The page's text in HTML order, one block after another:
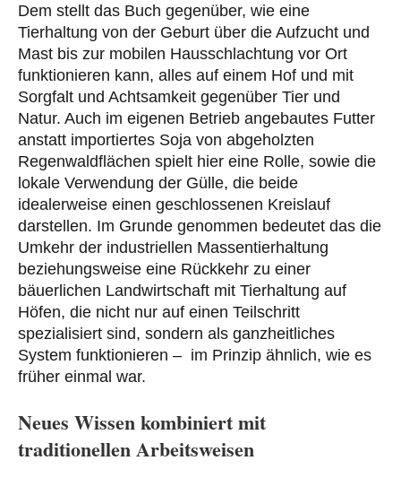
Dem stellt das Buch gegenüber, wie eine
Tierhaltung von der Geburt über die Aufzucht und
Mast bis zur mobilen Hausschlachtung vor Ort
funktionieren kann, alles auf einem Hof und mit
Sorgfalt und Achtsamkeit gegenüber Tier und
Natur. Auch im eigenen Betrieb angebautes Futter
anstatt importiertes Soja von abgeholzten
Regenwaldflächen spielt hier eine Rolle, sowie die
lokale Verwendung der Gülle, die beide
idealerweise einen geschlossenen Kreislauf
darstellen. Im Grunde genommen bedeutet das die
Umkehr der industriellen Massentierhaltung
beziehungsweise eine Rückkehr zu einer
bäuerlichen Landwirtschaft mit Tierhaltung auf
Höfen, die nicht nur auf einen Teilschritt
spezialisiert sind, sondern als ganzheitliches
System funktionieren – im Prinzip ähnlich, wie es
früher einmal war.
Neues Wissen kombiniert mit
traditionellen Arbeitsweisen